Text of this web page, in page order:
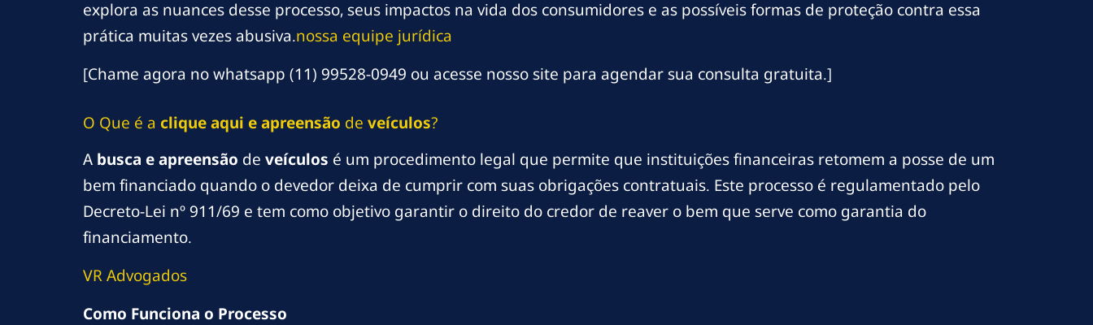
explora as nuances desse processo, seus impactos na vida dos consumidores e as possíveis formas de proteção contra essa
prática muitas vezes abusiva.nossa equipe jurídica
[Chame agora no whatsapp (11) 99528-0949 ou acesse nosso site para agendar sua consulta gratuita.]
O Que é a clique aqui e apreensão de veículos?
A busca e apreensão de veículos é um procedimento legal que permite que instituições financeiras retomem a posse de um
bem financiado quando o devedor deixa de cumprir com suas obrigações contratuais. Este processo é regulamentado pelo
Decreto-Lei nº 911/69 e tem como objetivo garantir o direito do credor de reaver o bem que serve como garantia do
financiamento.
VR Advogados
Como Funciona o Processo